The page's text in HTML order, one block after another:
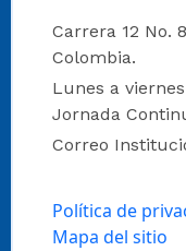
Carrera 12 No.
Colombia.
Lunes a
Jornada
Correo
Política de
Mapa del sitio